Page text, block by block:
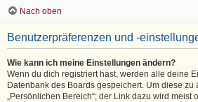
Nach oben
Benutzerpräferenzen und -
Wie kann ich meine Einstellungen ändern?
Wenn du dich registriert hast, werden alle deine
Datenbank des Boards gespeichert. Um diese zu
„Persönlichen Bereich“; der Link dazu wird meist